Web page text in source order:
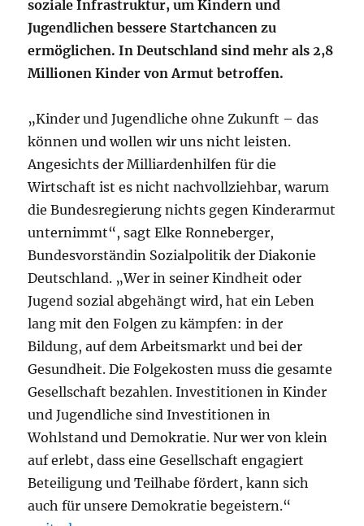
soziale Infrastruktur, um Kindern und
Jugendlichen bessere Startchancen zu
ermöglichen. In Deutschland sind mehr als 2,8
Millionen Kinder von Armut betroffen.
„Kinder und Jugendliche ohne Zukunft – das
können und wollen wir uns nicht leisten.
Angesichts der Milliardenhilfen für die
Wirtschaft ist es nicht nachvollziehbar, warum
die Bundesregierung nichts gegen Kinderarmut
unternimmt“, sagt Elke Ronneberger,
Bundesvorständin Sozialpolitik der Diakonie
Deutschland. „Wer in seiner Kindheit oder
Jugend sozial abgehängt wird, hat ein Leben
lang mit den Folgen zu kämpfen: in der
Bildung, auf dem Arbeitsmarkt und bei der
Gesundheit. Die Folgekosten muss die gesamte
Gesellschaft bezahlen. Investitionen in Kinder
und Jugendliche sind Investitionen in
Wohlstand und Demokratie. Nur wer von klein
auf erlebt, dass eine Gesellschaft engagiert
Beteiligung und Teilhabe fördert, kann sich
auch für unsere Demokratie begeistern.“